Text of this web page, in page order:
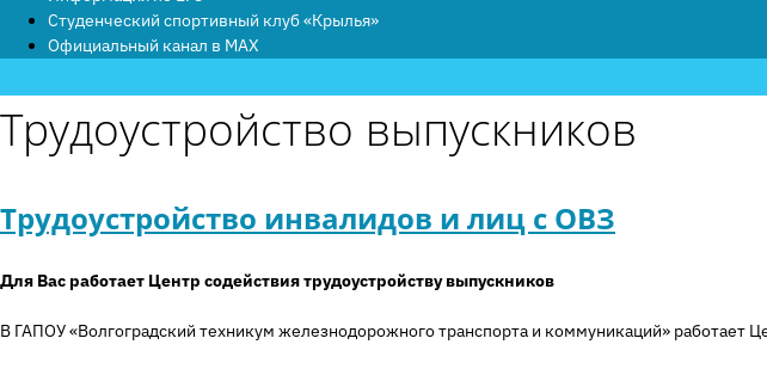
Студенческий спортивный клуб «Крылья»
Официальный канал в MAX
Трудоустройство выпускников
Трудоустройство инвалидов и лиц с ОВЗ
Для Вас работает Центр содействия трудоустройству выпускников
В ГАПОУ «Волгоградский техникум железнодорожного транспорта и коммуникаций» работает